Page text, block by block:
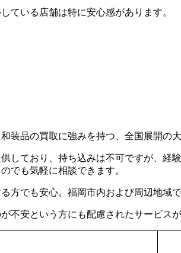
ている店舗は特に安心感があります。
装品の買取に強みを持つ、全国展開の
しており、持ち込みは不可ですが、
でも気軽に相談できます。
方でも安心。福岡市内および周辺地域
不安という方にも配慮されたサービスが